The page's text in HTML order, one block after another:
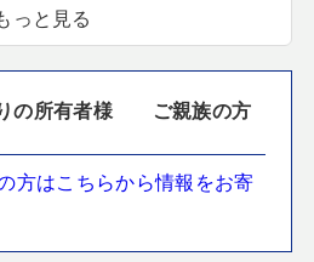
っと見る
の所有者様 ご親族の方
方はこちらから情報をお寄